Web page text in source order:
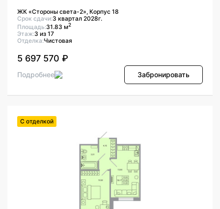
ЖК «Стороны света-2», Корпус 18
Срок сдачи:3 квартал 2028г.
Площадь:31.83 м2
Этаж:3 из 17
Отделка:Чистовая
5 697 570 ₽
Подробнее Забронировать
С отделкой